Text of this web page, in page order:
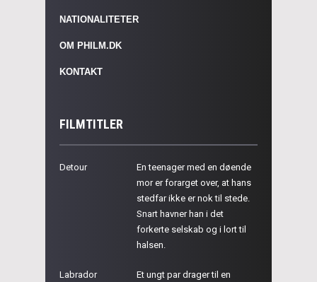
NATIONALITETER
OM PHILM.DK
KONTAKT
FILMTITLER
Detour
En teenager med en døende
mor er forarget over, at hans
stedfar ikke er nok til stede.
Snart havner han i det
forkerte selskab og i lort til
halsen.
Labrador
Et ungt par drager til en